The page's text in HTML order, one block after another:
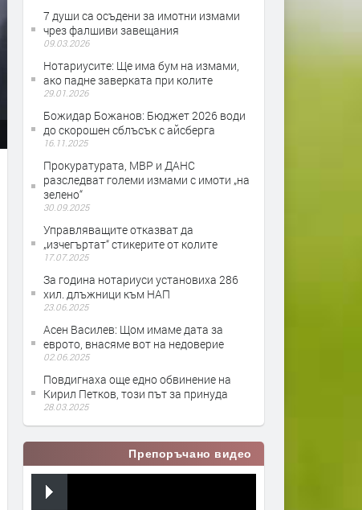
7 души са осъдени за имотни измами
чрез фалшиви завещания
09.03.2026
Нотариусите: Ще има бум на измами,
ако падне заверката при колите
29.01.2026
Божидар Божанов: Бюджет 2026 води
до скорошен сблъсък с айсберга
16.11.2025
Прокуратурата, МВР и ДАНС
разследват големи измами с имоти „на
зелено“
30.09.2025
Управляващите отказват да
„изчегъртат“ стикерите от колите
17.07.2025
За година нотариуси установиха 286
хил. длъжници към НАП
23.06.2025
Асен Василев: Щом имаме дата за
еврото, внасяме вот на недоверие
02.06.2025
Повдигнаха още едно обвинение на
Кирил Петков, този път за принуда
28.03.2025
Препоръчано видео